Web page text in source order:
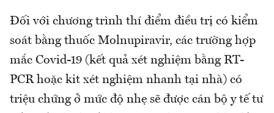
Đối với chương trình thí điểm điều trị có kiểm
soát bằng thuốc Molnupiravir, các trường hợp
mắc Covid-19 (kết quả xét nghiệm bằng RT-
PCR hoặc kit xét nghiệm nhanh tại nhà) có
triệu chứng ở mức độ nhẹ sẽ được cán bộ y tế tư